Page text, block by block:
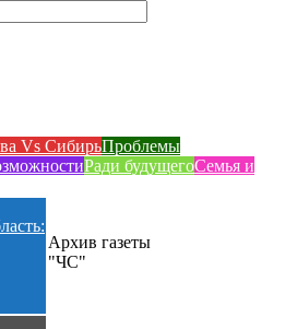
Vs СибирьПроблемы
Ради будущегоСемья и
Архив газеты
"ЧС"